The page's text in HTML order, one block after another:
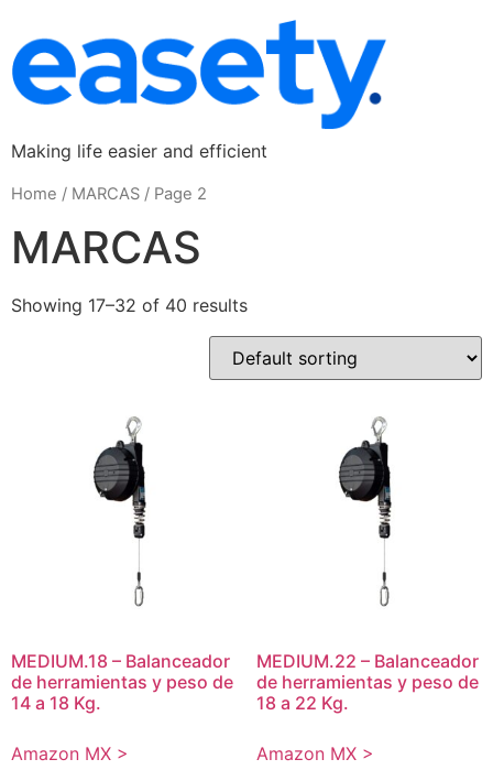
Making life easier and efficient
Home / MARCAS / Page 2
MARCAS
Showing 17–32 of 40 results
MEDIUM.18 – Balanceador
de herramientas y peso de
14 a 18 Kg.
Amazon MX >
MEDIUM.22 – Balanceador
de herramientas y peso de
18 a 22 Kg.
Amazon MX >